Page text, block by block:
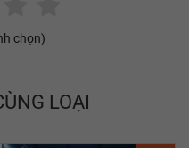
chọn)
LOẠI